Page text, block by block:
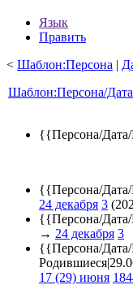
Язык
Править
< Шаблон:Персона ‎ |
Шаблон:Персона/
{{Персона/
{{Персона/
24 декабря 3
{{Персона/
→ 24 декабря 3
{{Персона/Дата/
17 (29) июня